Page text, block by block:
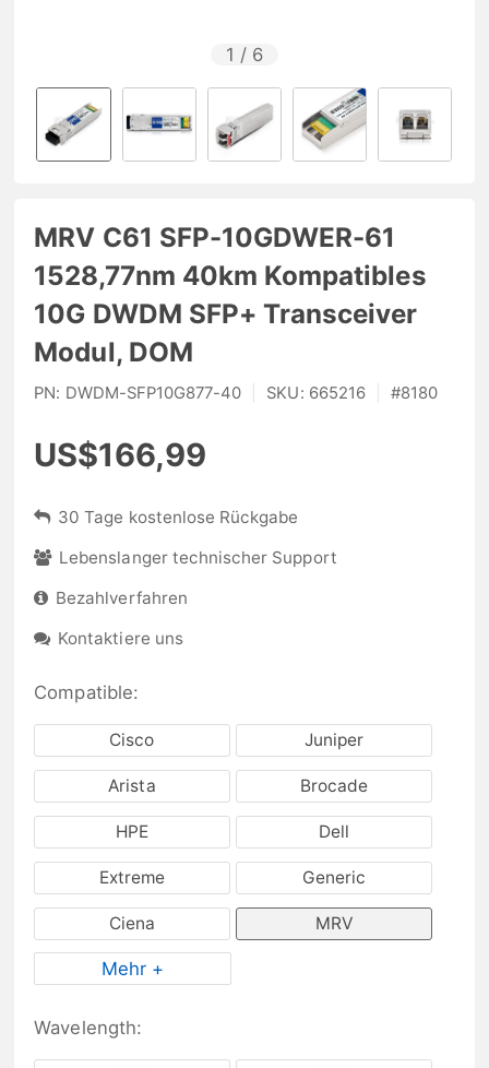
1 / 6
MRV C61 SFP-10GDWER-61
1528,77nm 40km Kompatibles
10G DWDM SFP+ Transceiver
Modul, DOM
PN: DWDM-SFP10G877-40 SKU: 665216 #8180
US$166,99
30 Tage kostenlose Rückgabe
Lebenslanger technischer Support
Bezahlverfahren
Kontaktiere uns
Compatible:
Cisco Juniper
Arista Brocade
HPE Dell
Extreme Generic
Ciena MRV
Mehr +
Wavelength: